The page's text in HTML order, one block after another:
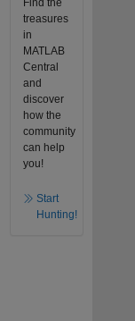
treasures
in
MATLAB
Central
and
discover
how the
community
can help
you!
Start
Hunting!